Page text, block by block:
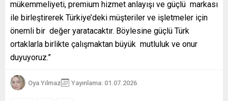
mükemmeliyeti, premium hizmet anlayışı ve güçlü markası
ile birleştirerek Türkiye’deki müşteriler ve işletmeler için
önemli bir değer yaratacaktır. Böylesine güçlü Türk
ortaklarla birlikte çalışmaktan büyük mutluluk ve onur
duyuyoruz.”
Oya Yılmaz Yayınlama: 01.07.2026